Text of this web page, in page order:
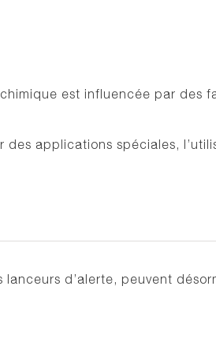
est influencée par des
applications spéciales,
d’alerte, peuvent